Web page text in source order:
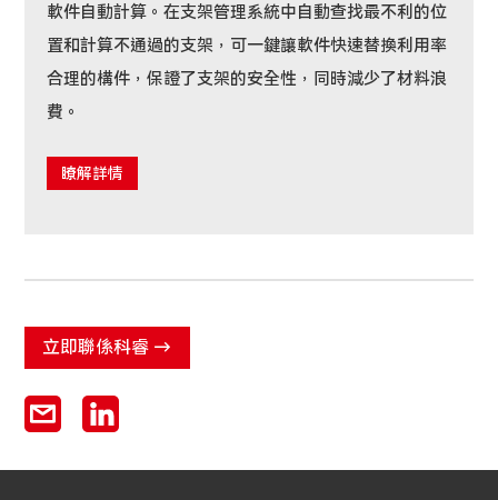
軟件自動計算。在支架管理系統中自動查找最不利的位
置和計算不通過的支架，可一鍵讓軟件快速替換利用率
合理的構件，保證了支架的安全性，同時減少了材料浪
費。
瞭解詳情
立即聯係科睿 →